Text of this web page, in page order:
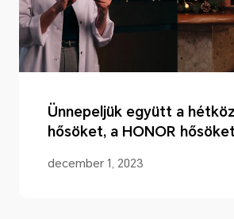
Ünnepeljük együtt a
hősöket, a HONOR
december 1, 2023